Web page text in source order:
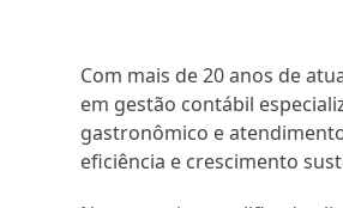
Com mais de 20 anos de
em gestão contábil
gastronômico e
eficiência e crescimento